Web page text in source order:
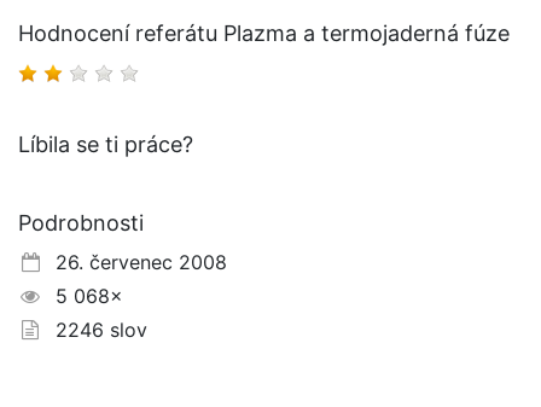
Hodnocení referátu Plazma a termojaderná fúze
Líbila se ti práce?
Podrobnosti
26. červenec 2008
5 068×
2246 slov